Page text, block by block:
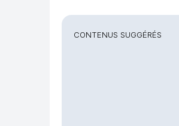
CONTENUS SUGGÉRÉS